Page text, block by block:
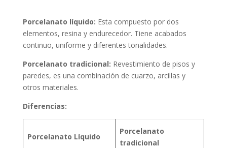
Porcelanato líquido: Esta compuesto por dos
elementos, resina y endurecedor. Tiene acabados
continuo, uniforme y diferentes tonalidades.
Porcelanato tradicional: Revestimiento de pisos y
paredes, es una combinación de cuarzo, arcillas y
otros materiales.
Diferencias:
Porcelanato Líquido
Porcelanato
tradicional